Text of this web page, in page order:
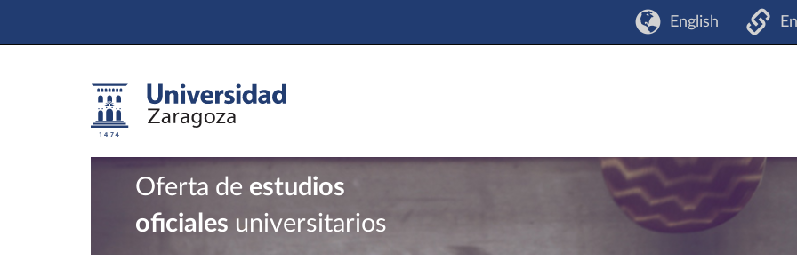
English
Oferta de estudios
oficiales universitarios